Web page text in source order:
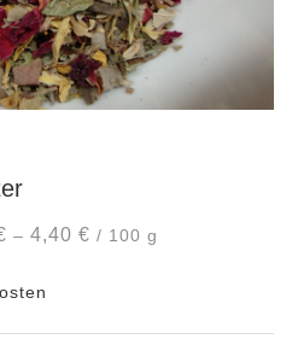
– 4,40 € / 100 g